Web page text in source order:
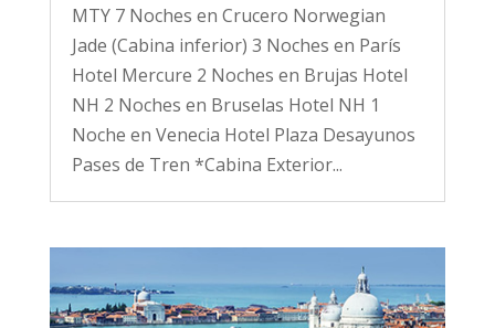
MTY 7 Noches en Crucero Norwegian
Jade (Cabina inferior) 3 Noches en París
Hotel Mercure 2 Noches en Brujas Hotel
NH 2 Noches en Bruselas Hotel NH 1
Noche en Venecia Hotel Plaza Desayunos
Pases de Tren *Cabina Exterior...